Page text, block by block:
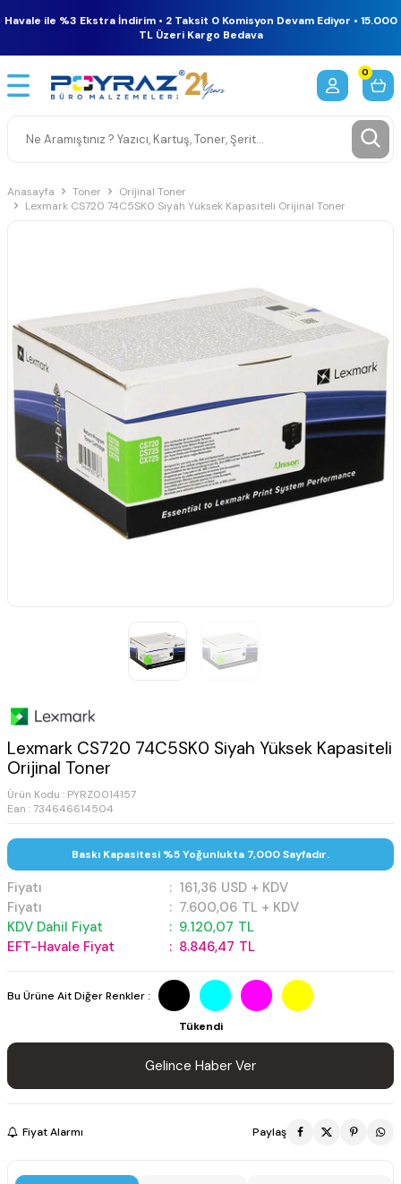
Havale ile %3 Ekstra İndirim • 2 Taksit 0 Komisyon Devam Ediyor • 15.000
TL Üzeri Kargo Bedava
0
Anasayfa Toner
Orijinal Toner
Lexmark CS720 74C5SK0 Siyah Yüksek Kapasiteli Orijinal Toner
Lexmark CS720 74C5SK0 Siyah Yüksek Kapasiteli
Orijinal Toner
Ürün Kodu : PYRZ0014157
Ean : 734646614504
Baskı Kapasitesi %5 Yoğunlukta 7,000 Sayfadır.
Fiyatı : 161,36 USD + KDV
Fiyatı
: 7.600,06 TL + KDV
KDV Dahil Fiyat
: 9.120,07 TL
EFT-Havale Fiyat
: 8.846,47 TL
Bu Ürüne Ait Diğer Renkler :
Tükendi
Gelince Haber Ver
Fiyat Alarmı Paylaş